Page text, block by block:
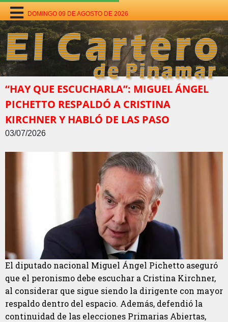
DOMINGO 09 DE AGOSTO DE 2026
“HAY QUE ESCUCHARLA”: MIGUEL ÁNGEL
PICHETTO RESPALDÓ A CRISTINA
KIRCHNER Y HABLÓ DE LAS PASO
03/07/2026
El diputado nacional Miguel Ángel Pichetto aseguró
que el peronismo debe escuchar a Cristina Kirchner,
al considerar que sigue siendo la dirigente con mayor
respaldo dentro del espacio. Además, defendió la
continuidad de las elecciones Primarias Abiertas,